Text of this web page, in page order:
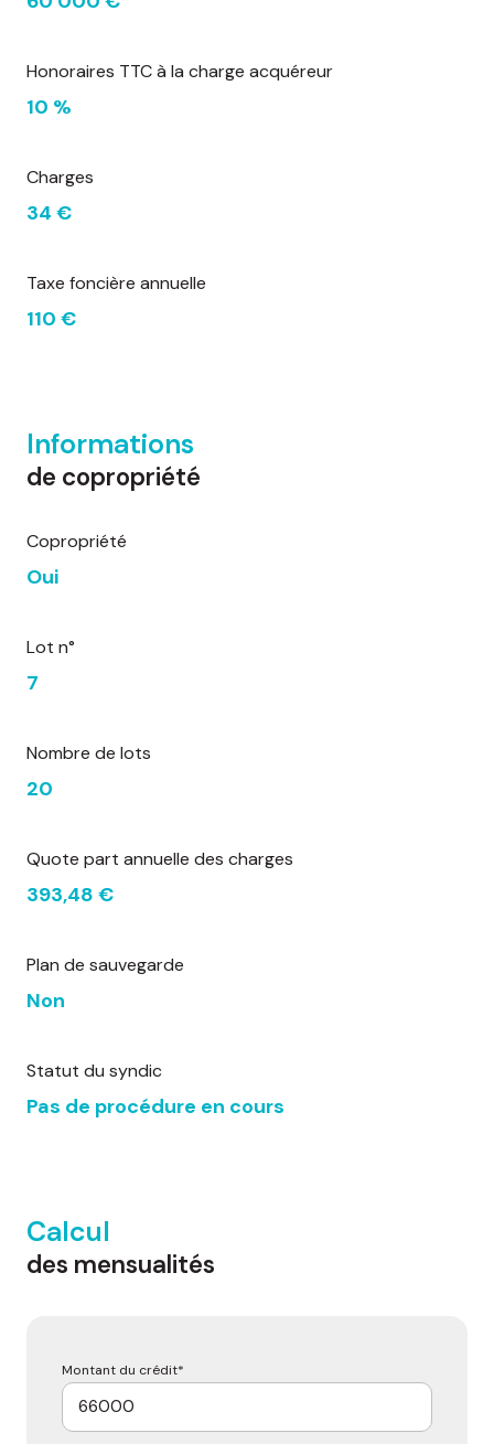
Honoraires TTC à la charge acquéreur
10 %
Charges
34 €
Taxe foncière annuelle
110 €
Informations
de copropriété
Copropriété
Oui
Lot n°
7
Nombre de lots
20
Quote part annuelle des charges
393,48 €
Plan de sauvegarde
Non
Statut du syndic
Pas de procédure en cours
Calcul
des mensualités
Montant du crédit*